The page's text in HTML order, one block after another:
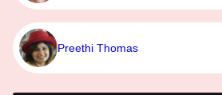
Preethi Thomas